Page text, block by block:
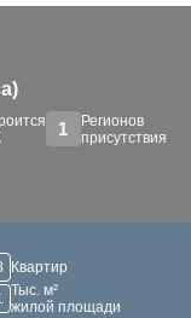
1
Регионов
присутствия
Квартир
Тыс. м²
жилой площади